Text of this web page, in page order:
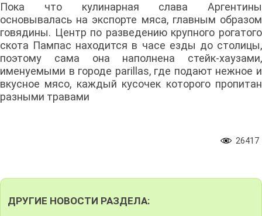
Пока что кулинарная слава Аргентины
основывалась на экспорте мяса, главным образом
говядины. Центр по разведению крупного рогатого
скота Пампас находится в часе езды до столицы,
поэтому сама она наполнена стейк-хаузами,
именуемыми в городе parillas, где подают нежное и
вкусное мясо, каждый кусочек которого пропитан
разными травами
26417
ДРУГИЕ НОВОСТИ РАЗДЕЛА: